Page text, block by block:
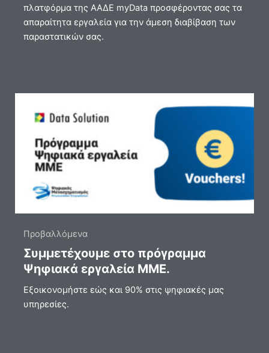
πλατφόρμα της ΑΑΔΕ myData προσφέροντας σας τα
απαραίτητα εργαλεία για την άμεση διαβίβαση των
παραστατικών σας.
Προβαλλόμενα
Συμμετέχουμε στο πρόγραμμα
Ψηφιακά εργαλεία ΜΜΕ.
Eξοικονομήστε εώς και 90% στις ψηφιακές μας
υπηρεσίες.